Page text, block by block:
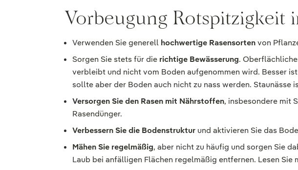
Vorbeugung Rotspitzigkeit
Verwenden Sie generell hochwertige Rasensortenvon
Sorgen Sie stets für die richtige Bewässerung.
verbleibt und nicht vom Boden aufgenommen wird. Besser
sollte aber der Boden auch nicht zu nass werden. Staunässe
Versorgen Sie den Rasen mit Nährstoffen, insbesondere mit
Rasendünger.
Verbessern Sie die Bodenstruktur und aktivieren Sie das
Mähen Sie regelmäßig, aber nicht zu häufig und sorgen Sie
Laub bei anfälligen Flächen regelmäßig entfernen. Lesen Sie